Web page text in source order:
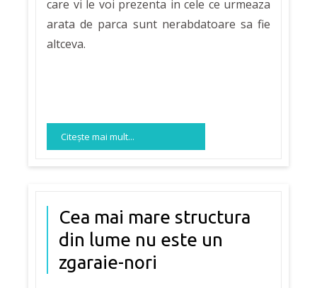
care vi le voi prezenta in cele ce urmeaza
arata de parca sunt nerabdatoare sa fie
altceva.
Citeşte mai mult...
Cea mai mare structura
din lume nu este un
zgaraie-nori